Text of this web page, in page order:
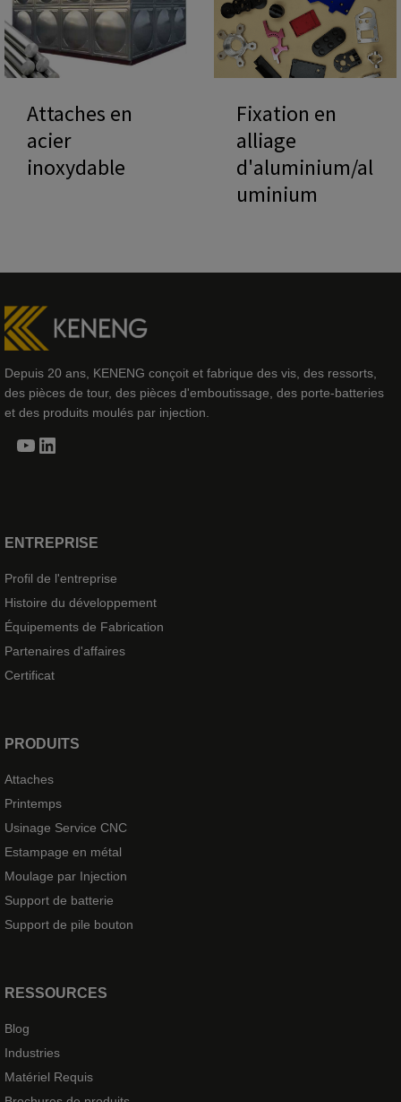
Attaches en
acier
inoxydable
Fixation en
alliage
d'aluminium/al
uminium
Depuis 20 ans, KENENG conçoit et fabrique des vis, des ressorts,
des pièces de tour, des pièces d'emboutissage, des porte-batteries
et des produits moulés par injection.
YouTube
LinkedIn
ENTREPRISE
Profil de l'entreprise
Histoire du développement
Équipements de Fabrication
Partenaires d'affaires
Certificat
PRODUITS
Attaches
Printemps
Usinage Service CNC
Estampage en métal
Moulage par Injection
Support de batterie
Support de pile bouton
RESSOURCES
Blog
Industries
Matériel Requis